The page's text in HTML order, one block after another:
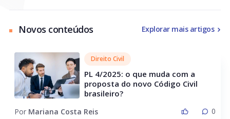
Novos conteúdos Explorar mais artigos
Direito Civil
PL 4/2025: o que muda com a
proposta do novo Código Civil
brasileiro?
Por Mariana Costa Reis 0